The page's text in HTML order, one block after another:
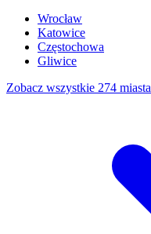
Wrocław
Katowice
Częstochowa
Gliwice
Zobacz wszystkie 274 miasta